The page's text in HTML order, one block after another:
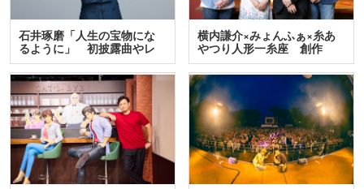
石井琢磨「人生の宝物にな
るように」 初披露曲やレ
ア…
横内謙介×みょんふぁ×糸あ
やつり人形一糸座 創作
人…